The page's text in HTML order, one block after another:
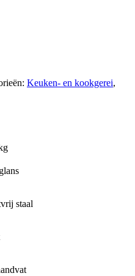
Keuken- en kookgerei,
staal